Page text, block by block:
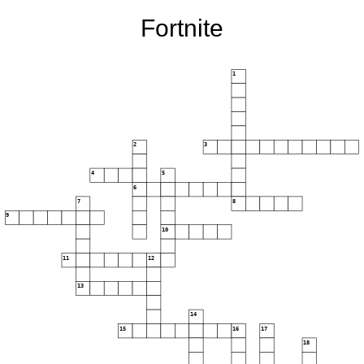
Fortnite
1
2 3
4 5
6
7 8
9
10
11 12
13
14
15 16 17
18